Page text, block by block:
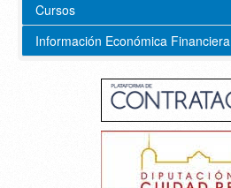
Cursos
Información Económica Financiera